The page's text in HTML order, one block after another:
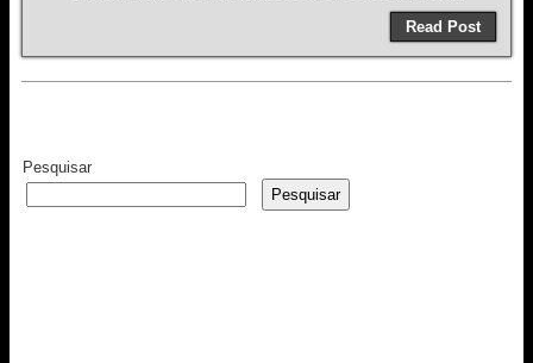
Read Post
Pesquisar
Pesquisar